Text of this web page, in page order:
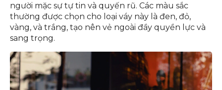
người mặc sự tự tin và quyến rũ. Các màu sắc
thường được chọn cho loại váy này là đen, đỏ,
vàng, và trắng, tạo nên vẻ ngoài đầy quyền lực và
sang trọng.